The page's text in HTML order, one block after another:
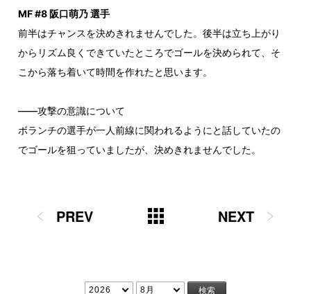
MF #8 阪口萌乃 選手
前半はチャンスを決めきれませんでした。後半は立ち上がり
からリズム良くできていたところでゴールを決められて、そ
こから落ち着いて時間を作れたと思います。
——攻撃の意識について
ボランチの選手が一人前線に関われるようにと話していたの
でゴールを狙っていましたが、決めきれませんでした。
PREV NEXT